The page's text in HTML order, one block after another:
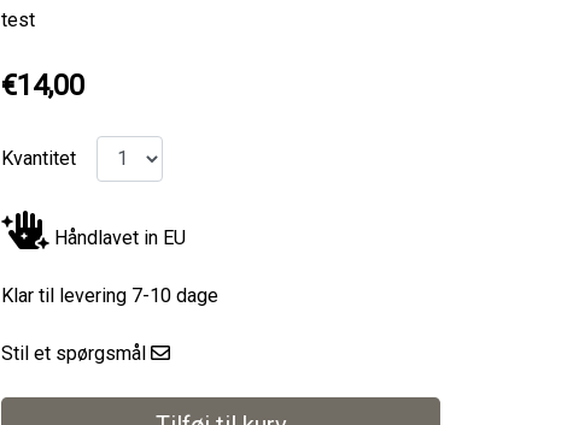
test
€14,00
Kvantitet
Håndlavet in EU
Klar til levering 7-10 dage
Stil et spørgsmål